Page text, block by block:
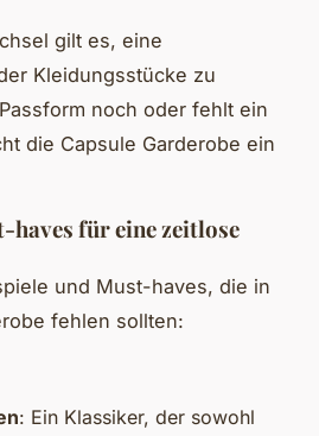
gilt es, eine
Kleidungsstücke zu
noch oder fehlt ein
die Capsule Garderobe ein
haves für eine zeitlose
und Must-haves, die in
fehlen sollten:
: Ein Klassiker, der sowohl